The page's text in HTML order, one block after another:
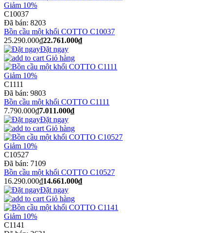
Giảm 10%
C10037
Đã bán: 8203
Bồn cầu một khối COTTO C10037
25.290.000₫22.761.000₫
Đặt ngay
Giỏ hàng
Giảm 10%
C1111
Đã bán: 9803
Bồn cầu một khối COTTO C1111
7.790.000₫7.011.000₫
Đặt ngay
Giỏ hàng
Giảm 10%
C10527
Đã bán: 7109
Bồn cầu một khối COTTO C10527
16.290.000₫14.661.000₫
Đặt ngay
Giỏ hàng
Giảm 10%
C1141